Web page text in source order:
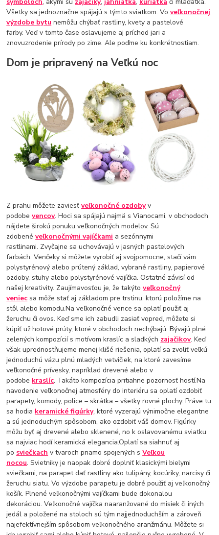
Všetky sa jednoznačne spájajú s týmto sviatkom. Voveľkonočnej
výzdobe bytu nemôžu chýbať rastliny, kvety a pastelové
farby. Veď v tomto čase oslavujeme aj príchod jari a
znovuzrodenie prírody po zime. Ale poďme ku konkrétnostiam.
Dom je pripravený na Veľkú noc
Z prahu môžete zaviesťveľkonočné ozdobyv
podobevencov. Hoci sa spájajú najmä s Vianocami, v obchodoch
nájdete širokú ponuku veľkonočných modelov. Sú
zdobenéveľkonočnými vajíčkami a sezónnymi
rastlinami. Zvyčajne sa uchovávajú v jasných pastelových
farbách. Venčeky si môžete vyrobiť aj svojpomocne, stačí vám
polystyrénový alebo prútený základ, vybrané rastliny, papierové
ozdoby, stuhy alebo polystyrénové vajíčka. Ostatné závisí od
našej kreativity. Zaujímavosťou je, že takýtoveľkonočný
veniec sa môže stať aj základom pre trstinu, ktorú položíme na
stôl alebo komodu.Na veľkonočné vence sa oplatí použiť aj
žeruchu či ovos. Keď sme ich zabudli zasiať vopred, môžete si
kúpiť už hotové prúty, ktoré v obchodoch nechýbajú. Bývajú plné
zelených kompozícií s motívom kraslíc a sladkých zajačikov. Keď
však uprednostňujeme menej klišé riešenia, oplatí sa zvoliť veľkú
jednoduchú vázu plnú mladých vetvičiek, na ktoré zavesíme
veľkonočné prívesky, napríklad drevené alebo v
podobe kraslíc. Takáto kompozícia pritiahne pozornosť hostí.Na
navodenie veľkonočnej atmosféry do interiéru sa oplatí ozdobiť
parapety, komody, police – skrátka – všetky rovné plochy. Práve tu
sa hodia keramické figúrky, ktoré vyzerajú výnimočne elegantne
a sú jednoduchým spôsobom, ako ozdobiť váš domov. Figúrky
môžu byť aj drevené alebo sklenené, no k oslavovanému sviatku
sa najviac hodí keramická elegancia.Oplatí sa siahnuť aj
po sviečkach v tvaroch priamo spojených sVeľkou
nocou. Svietniky je naopak dobré doplniť klasickými bielymi
sviečkami, na parapet dať rastliny ako tulipány, kocúriky, narcisy či
žeruchu siatu. Vo výzdobe parapetu je dobré použiť aj veľkonočný
košík. Plnené veľkonočnými vajíčkami bude dokonalou
dekoráciou. Veľkonočné vajíčka naaranžované do misiek či iných
jedál a položené na stoloch sú tým najjednoduchším a zároveň
najefektívnejším spôsobom veľkonočného aranžmánu. Môžete si